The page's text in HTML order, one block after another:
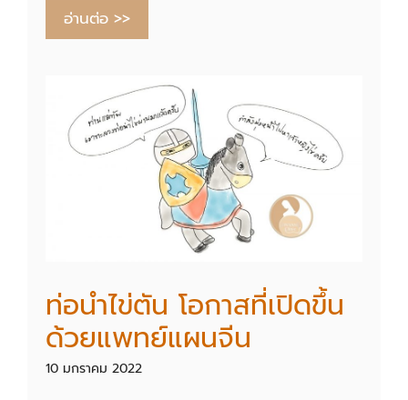
อ่านต่อ >>
ท่อนำไข่ตัน โอกาสที่เปิดขึ้น
ด้วยแพทย์แผนจีน
10 มกราคม 2022